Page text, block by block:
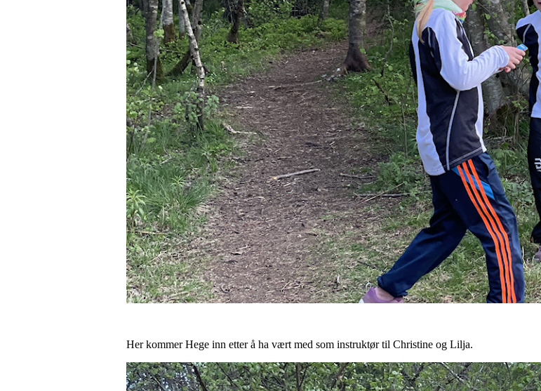
Her kommer Hege inn etter å ha vært med som instruktør til Christine og Lilja.